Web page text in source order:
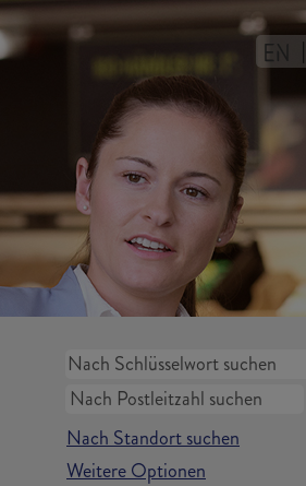
|
Nach Standort suchen
Weitere Optionen